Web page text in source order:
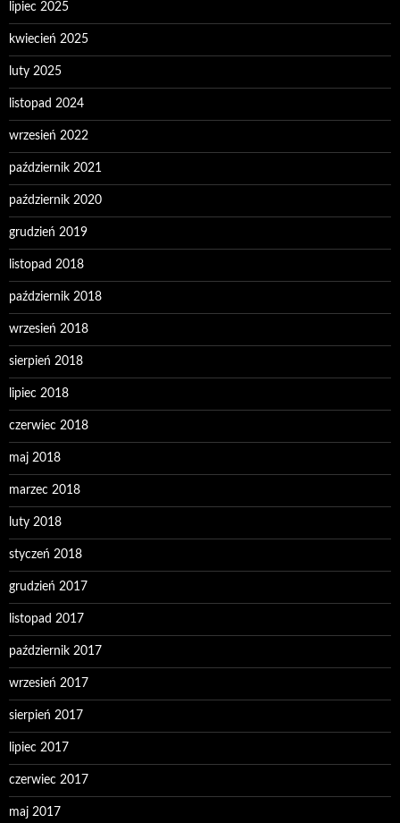
lipiec 2025
kwiecień 2025
luty 2025
listopad 2024
wrzesień 2022
październik 2021
październik 2020
grudzień 2019
listopad 2018
październik 2018
wrzesień 2018
sierpień 2018
lipiec 2018
czerwiec 2018
maj 2018
marzec 2018
luty 2018
styczeń 2018
grudzień 2017
listopad 2017
październik 2017
wrzesień 2017
sierpień 2017
lipiec 2017
czerwiec 2017
maj 2017